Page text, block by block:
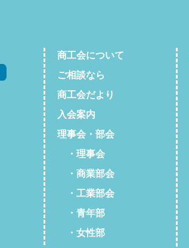
商工会について
ご相談なら
商工会だより
入会案内
理事会・部会
・理事会
・商業部会
・工業部会
・青年部
・女性部